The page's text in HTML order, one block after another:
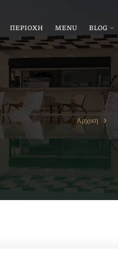
ΠΕΡΙΟΧΗ MENU BLOG
Αρχικη